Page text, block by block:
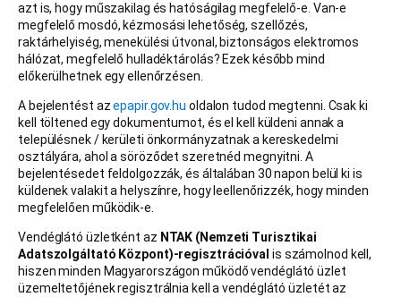
azt is, hogy műszakilag és hatóságilag megfelelő-e. Van-e
megfelelő mosdó, kézmosási lehetőség, szellőzés,
raktárhelyiség, menekülési útvonal, biztonságos elektromos
hálózat, megfelelő hulladéktárolás? Ezek később mind
előkerülhetnek egy ellenőrzésen.
A bejelentést azepapir.gov.hu oldalon tudod megtenni. Csak ki
kell töltened egy dokumentumot, és el kell küldeni annak a
településnek / kerületi önkormányzatnak a kereskedelmi
osztályára, ahol a söröződet szeretnéd megnyitni. A
bejelentésedet feldolgozzák, és általában 30 napon belül ki is
küldenek valakit a helyszínre, hogy leellenőrizzék, hogy minden
megfelelően működik-e.
Vendéglátó üzletként az NTAK (Nemzeti Turisztikai
Adatszolgáltató Központ)-regisztrációval is számolnod kell,
hiszen minden Magyarországon működő vendéglátó üzlet
üzemeltetőjének regisztrálnia kell a vendéglátó üzletét az